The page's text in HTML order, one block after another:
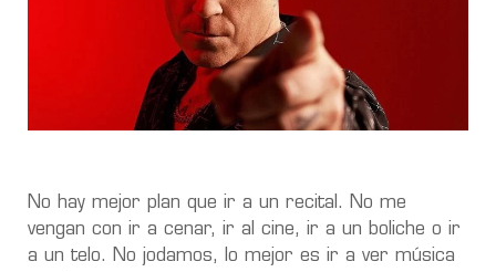
No hay mejor plan que ir a un recital. No me
vengan con ir a cenar, ir al cine, ir a un boliche o ir
a un telo. No jodamos, lo mejor es ir a ver música